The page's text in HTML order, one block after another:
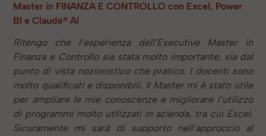
Master in FINANZA E CONTROLLO con Excel, Power
BI e Claude® AI
Ritengo che l’esperienza dell’Executive Master in
Finanza e Controllo sia stata molto importante, sia dal
punto di vista nozionistico che pratico. I docenti sono
molto qualificati e disponibili. Il Master mi è stato utile
per ampliare le mie conoscenze e migliorare l’utilizzo
di programmi molto utilizzati in azienda, tra cui Excel.
Sicuramente mi sarà di supporto nell’approccio al